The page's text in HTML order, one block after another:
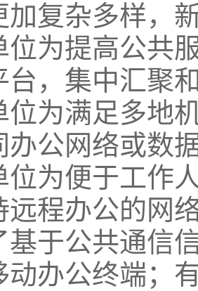
加复杂多样，
位为提高公共
台，集中汇聚
位为满足多地
办公网络或数
位为便于工作
远程办公的网
基于公共通信
动办公终端；